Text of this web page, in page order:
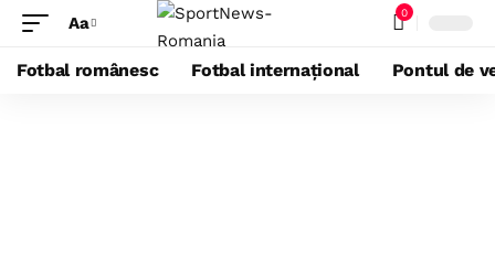
Aa 0
Fotbal românesc Fotbal internațional Pontul de